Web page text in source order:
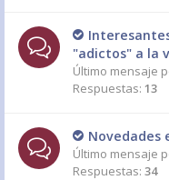
"adictos" a la
Último mensaje
Respuestas: 13
Novedades
Último mensaje
Respuestas: 34